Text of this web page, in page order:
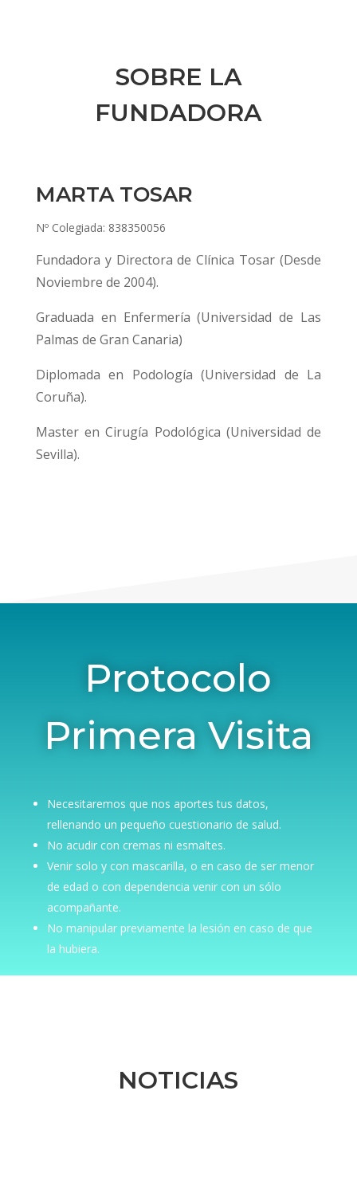
SOBRE LA
FUNDADORA
MARTA TOSAR
Nº Colegiada: 838350056
Fundadora y Directora de Clínica Tosar (Desde
Noviembre de 2004).
Graduada en Enfermería (Universidad de Las
Palmas de Gran Canaria)
Diplomada en Podología (Universidad de La
Coruña).
Master en Cirugía Podológica (Universidad de
Sevilla).
Protocolo
Primera Visita
Necesitaremos que nos aportes tus datos,
rellenando un pequeño cuestionario de salud.
No acudir con cremas ni esmaltes.
Venir solo y con mascarilla, o en caso de ser menor
de edad o con dependencia venir con un sólo
acompañante.
No manipular previamente la lesión en caso de que
la hubiera.
NOTICIAS